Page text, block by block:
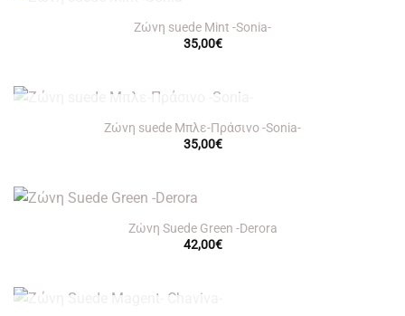
OUT OF STOCK
Ζώνη suede Μint -Sonia-
35,00€
OUT OF STOCK
Ζώνη suede Μπλε-Πράσινο -Sonia-
35,00€
Ζώνη Suede Green -Derora
42,00€